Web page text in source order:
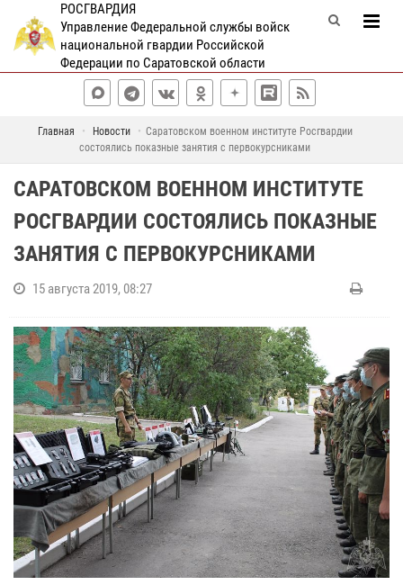
РОСГВАРДИЯ
Управление Федеральной службы войск
национальной гвардии Российской
Федерации по Саратовской области
Главная Новости
Саратовском военном институте Росгвардии
состоялись показные занятия с первокурсниками
САРАТОВСКОМ ВОЕННОМ ИНСТИТУТЕ
РОСГВАРДИИ СОСТОЯЛИСЬ ПОКАЗНЫЕ
ЗАНЯТИЯ С ПЕРВОКУРСНИКАМИ
15 августа 2019, 08:27